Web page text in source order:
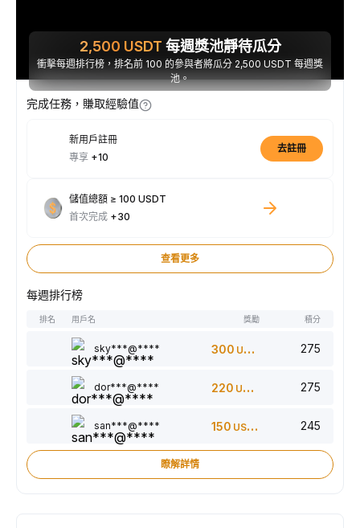
2,500 USDT 每週獎池靜待瓜分
衝擊每週排行榜，排名前 100 的參與者將瓜分 2,500 USDT 每週獎
池。
完成任務，賺取經驗值
新用戶註冊
專享 +10
去註冊
儲值總額 ≥ 100 USDT
首次完成 +30
查看更多
每週排行榜
排名 用戶名 獎勵 積分
sky***@**** 300 USDT 275
dor***@**** 220 USDT 275
san***@**** 150 USDT 245
瞭解詳情